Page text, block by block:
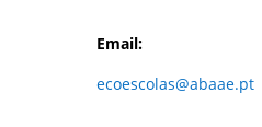
Email:
ecoescolas@abaae.pt